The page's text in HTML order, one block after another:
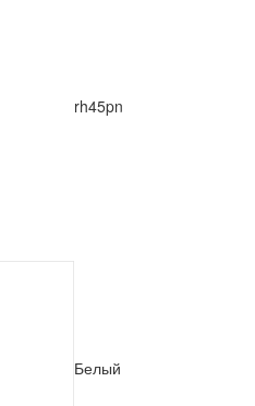
rh45pn
Белый